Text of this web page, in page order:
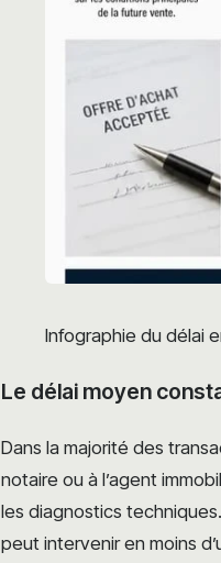
Infographie du délai
Le délai moyen
Dans la majorité des
notaire ou à l’agent
les diagnostics
peut intervenir en moins